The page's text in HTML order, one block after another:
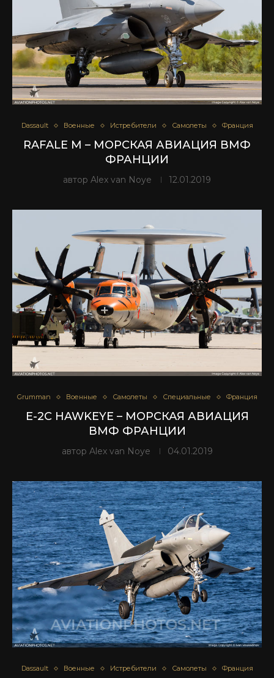
Dassault Военные Истребители Самолеты Франция
RAFALE M – МОРСКАЯ АВИАЦИЯ ВМФ
ФРАНЦИИ
автор Alex van Noye 12.01.2019
Grumman Военные Самолеты Специальные Франция
E-2C HAWKEYE – МОРСКАЯ АВИАЦИЯ
ВМФ ФРАНЦИИ
автор Alex van Noye 04.01.2019
Dassault Военные Истребители Самолеты Франция